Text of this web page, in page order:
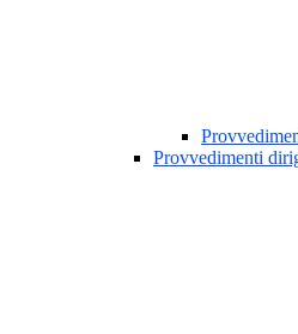
Provvedimenti